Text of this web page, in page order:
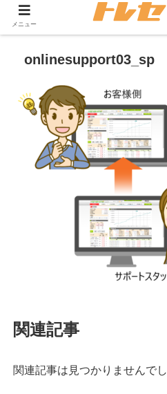
onlinesupport03_sp
関連記事
関連記事は見つかりませんでし
メニュー